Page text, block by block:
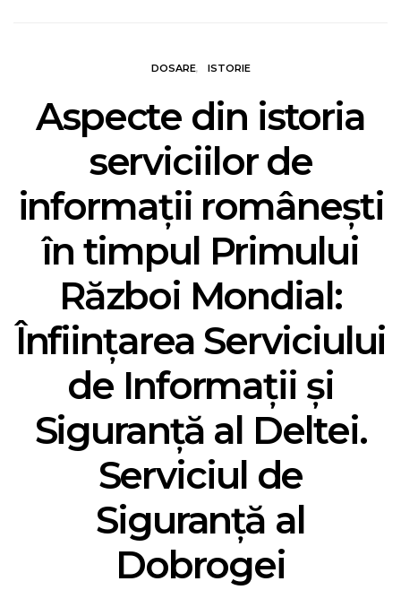
DOSARE ISTORIE
Aspecte din istoria
serviciilor de
informații românești
în timpul Primului
Război Mondial:
Înființarea Serviciului
de Informații și
Siguranță al Deltei.
Serviciul de
Siguranță al
Dobrogei